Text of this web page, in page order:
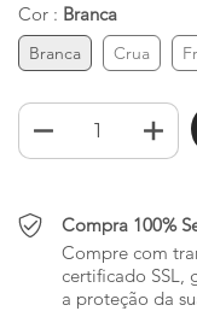
Cor : Branca
Branca Crua
Compra 100%
Compre com
certificado SSL,
a proteção da